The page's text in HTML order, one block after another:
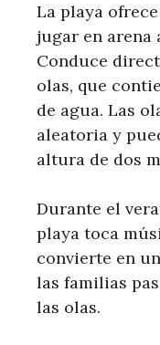
La playa
jugar en arena
Conduce
olas, que
de agua. Las
aleatoria y
altura de dos
Durante el
playa toca
convierte en
las familias
las olas.